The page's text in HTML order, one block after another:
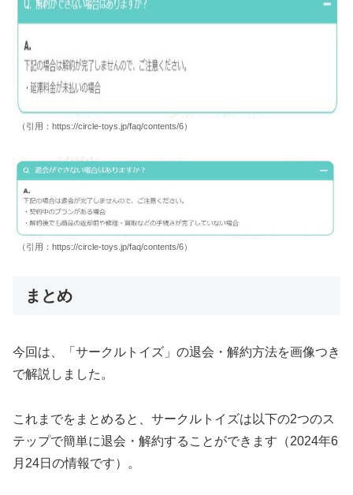
（引用：https://circle-toys.jp/faq/contents/6）
（引用：https://circle-toys.jp/faq/contents/6）
まとめ
今回は、 「サークルトイズ」 の退会・解約方法を画像つき
で解説しました。
これまでをまとめると、サークルトイズは以下の2つのス
テップで簡単に退会・解約することができます（2024年6
月24日の情報です）。